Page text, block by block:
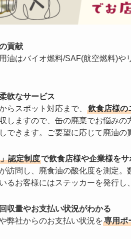
貢献
油はバイオ燃料/SAF(航空燃料)や
軟なサービス
らスポット対応まで、
飲食店様の
しますので、缶の廃棄でお悩み
できます。ご要望に応じて廃油の
認定制度で飲食店様や企業様をサ
訪問し、廃食油の酸化度を測定
るお客様にはステッカーを発行し
収量やお支払い状況がわかる
弊社からのお支払い状況を専用ポ